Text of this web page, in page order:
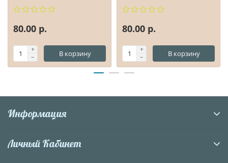
80.00 р.
В корзину
80.00 р.
В корзину
Информация
Личный Кабинет